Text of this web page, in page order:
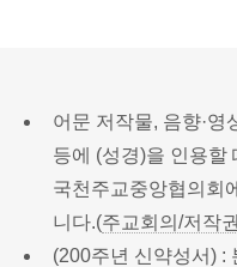
어문 저작물, 음향·영
등에 (성경)을 인용할
국천주교중앙협의회
니다.(주교회의/저작
(200주년 신약성서) :